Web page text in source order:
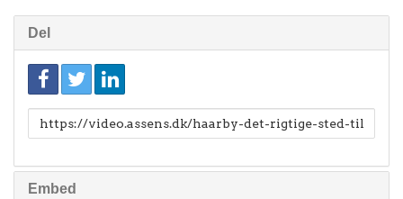
Del
Link
Embed